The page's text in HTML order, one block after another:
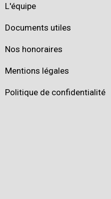
L'équipe
Documents utiles
Nos honoraires
Mentions légales
Politique de confidentialité